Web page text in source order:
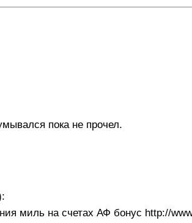
пока не прочел.
миль на счетах АФ бонус http://